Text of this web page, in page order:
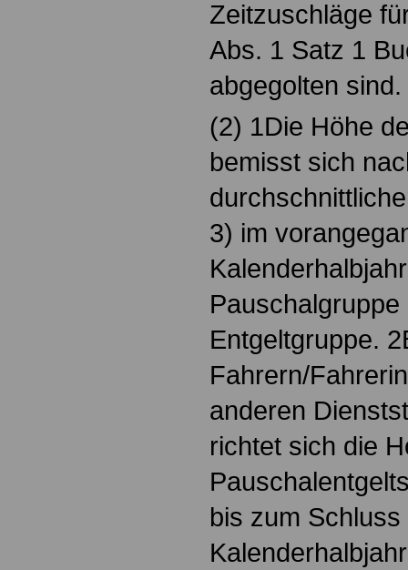
Zeitzuschläge
Abs. 1 Satz 1
abgegolten sind.
(2) 1Die Höhe
bemisst sich
3) im
Entgeltgruppe.
Fahrern/
anderen
richtet sich die
bis zum